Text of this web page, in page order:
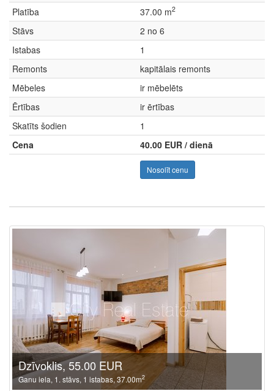
Platība
37.00 m2
Stāvs
2 no 6
Istabas
1
Remonts
kapitālais remonts
Mēbeles
ir mēbelēts
Ērtības
ir ērtības
Skatīts šodien
1
Cena
40.00 EUR / dienā
Nosolīt cenu
Dzīvoklis, 55.00 EUR
Ganu iela, 1. stāvs, 1 istabas, 37.00m2